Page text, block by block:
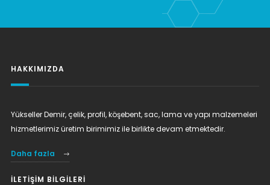
HAKKIMIZDA
Yükseller Demir, çelik, profil, köşebent, sac, lama ve yapı malzemeleri
hizmetlerimiz üretim birimimiz ile birlikte devam etmektedir.
Daha fazla
İLETIŞIM BILGILERI